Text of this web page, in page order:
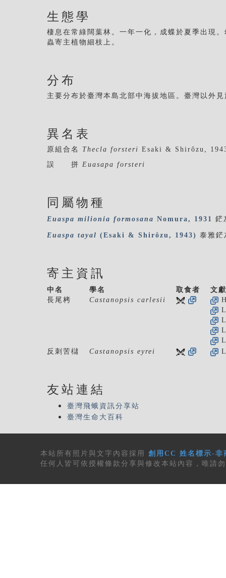
生態學
棲息在常綠闊葉林。一年一化，成蝶於夏季出現
蟲寄主植物細枝上。
分布
主要分布於臺灣本島北部中海拔地區。臺灣以外
異名表
原組合名 Thecla forsteri Esaki & Shirôzu,
誤 拼 Euasapa forsteri
同屬物種
Euaspa milionia formosana Nomura, 1931 鋩
Euaspa tayal (Esaki & Shirôzu, 1943) 泰雅鋩
寄主資訊
中名 學名 取食者 文獻
長尾栲 Castanopsis carlesii
反刺苦櫧
Castanopsis eyrei
友站連結
臺灣飛蛾資訊分享站
臺灣生命大百科
本站所有 照片與文字內容 採用 創用CC 姓名標示-
任何人皆可依授權條款分享與修改本站內容，唯請